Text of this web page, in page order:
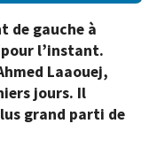
de gauche à
l’instant.
Laaouej,
jours. Il
grand parti de